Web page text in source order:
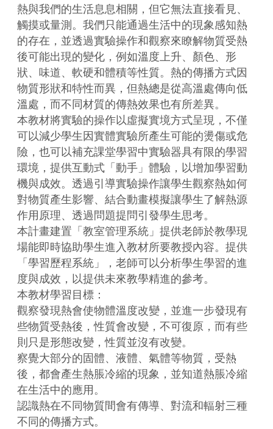
熱與我們的生活息息相關，但它無法直接看見、
觸摸或量測。我們只能通過生活中的現象感知熱
的存在，並透過實驗操作和觀察來瞭解物質受熱
後可能出現的變化，例如溫度上升、顏色、形
狀、味道、軟硬和體積等性質。熱的傳播方式因
物質形狀和特性而異，但熱總是從高溫處傳向低
溫處，而不同材質的傳熱效果也有所差異。
本教材將實驗的操作以虛擬實境方式呈現，不僅
可以減少學生因實體實驗所產生可能的燙傷或危
險，也可以補充課堂學習中實驗器具有限的學習
環境，提供互動式「動手」體驗，以增加學習動
機與成效。透過引導實驗操作讓學生觀察熱如何
對物質產生影響、結合動畫模擬讓學生了解熱源
作用原理、透過問題提問引發學生思考。
本計畫建置「教室管理系統」提供老師於教學現
場能即時協助學生進入教材所要教授內容。提供
「學習歷程系統」，老師可以分析學生學習的進
度與成效，以提供未來教學精進的參考。
本教材學習目標：
觀察發現熱會使物體溫度改變，並進一步發現有
些物質受熱後，性質會改變，不可復原，而有些
則只是形態改變，性質並沒有改變。
察覺大部分的固體、液體、氣體等物質，受熱
後，都會產生熱脹冷縮的現象，並知道熱脹冷縮
在生活中的應用。
認識熱在不同物質間會有傳導、對流和輻射三種
不同的傳播方式。